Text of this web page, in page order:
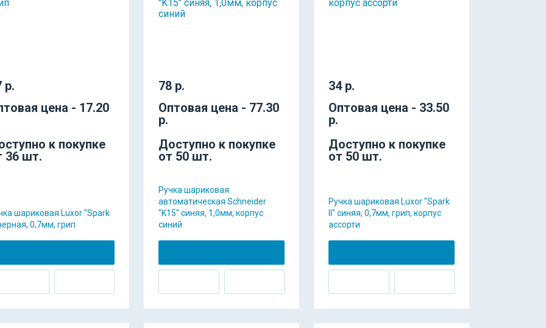
р.
цена - 17.20
к покупке
36 шт.
шариковая Luxor "Spark
черная, 0,7мм, грип
78 р.
Оптовая цена - 77.30
р.
Доступно к покупке
от 50 шт.
Ручка шариковая
автоматическая Schneider
"K15" синяя, 1,0мм, корпус
синий
34 р.
Оптовая цена - 33.50
р.
Доступно к покупке
от 50 шт.
Ручка шариковая Luxor "Spark
II" синяя, 0,7мм, грип, корпус
ассорти